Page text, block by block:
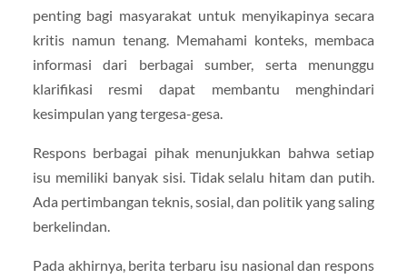
penting bagi masyarakat untuk menyikapinya secara
kritis namun tenang. Memahami konteks, membaca
informasi dari berbagai sumber, serta menunggu
klarifikasi resmi dapat membantu menghindari
kesimpulan yang tergesa-gesa.
Respons berbagai pihak menunjukkan bahwa setiap
isu memiliki banyak sisi. Tidak selalu hitam dan putih.
Ada pertimbangan teknis, sosial, dan politik yang saling
berkelindan.
Pada akhirnya, berita terbaru isu nasional dan respons